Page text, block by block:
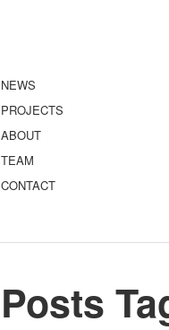
NEWS
PROJECTS
ABOUT
TEAM
CONTACT
Posts